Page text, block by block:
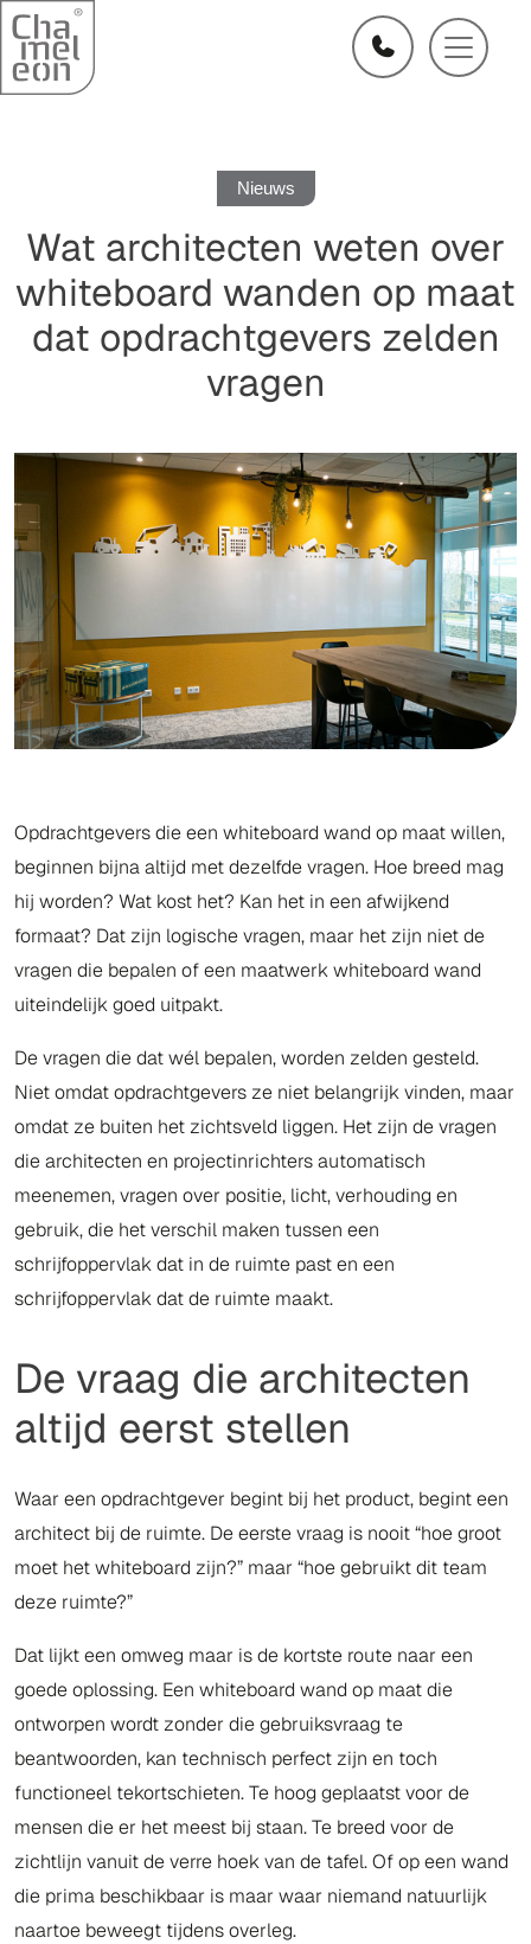
Nieuws
Wat architecten weten over
whiteboard wanden op maat
dat opdrachtgevers zelden
vragen
Opdrachtgevers die een whiteboard wand op maat willen,
beginnen bijna altijd met dezelfde vragen. Hoe breed mag
hij worden? Wat kost het? Kan het in een afwijkend
formaat? Dat zijn logische vragen, maar het zijn niet de
vragen die bepalen of een maatwerk whiteboard wand
uiteindelijk goed uitpakt.
De vragen die dat wél bepalen, worden zelden gesteld.
Niet omdat opdrachtgevers ze niet belangrijk vinden, maar
omdat ze buiten het zichtsveld liggen. Het zijn de vragen
die architecten en projectinrichters automatisch
meenemen, vragen over positie, licht, verhouding en
gebruik, die het verschil maken tussen een
schrijfoppervlak dat in de ruimte past en een
schrijfoppervlak dat de ruimte maakt.
De vraag die architecten
altijd eerst stellen
Waar een opdrachtgever begint bij het product, begint een
architect bij de ruimte. De eerste vraag is nooit “hoe groot
moet het whiteboard zijn?” maar “hoe gebruikt dit team
deze ruimte?”
Dat lijkt een omweg maar is de kortste route naar een
goede oplossing. Een whiteboard wand op maat die
ontworpen wordt zonder die gebruiksvraag te
beantwoorden, kan technisch perfect zijn en toch
functioneel tekortschieten. Te hoog geplaatst voor de
mensen die er het meest bij staan. Te breed voor de
zichtlijn vanuit de verre hoek van de tafel. Of op een wand
die prima beschikbaar is maar waar niemand natuurlijk
naartoe beweegt tijdens overleg.